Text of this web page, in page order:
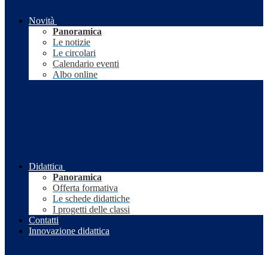
Novità
Panoramica
Le notizie
Le circolari
Calendario eventi
Albo online
Didattica
Panoramica
Offerta formativa
Le schede didattiche
I progetti delle classi
Contatti
Innovazione didattica